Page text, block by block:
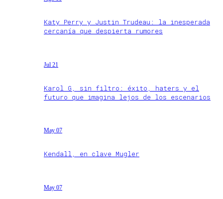
Katy Perry y Justin Trudeau: la inesperada
cercanía que despierta rumores
Jul 21
Karol G, sin filtro: éxito, haters y el
futuro que imagina lejos de los escenarios
May 07
Kendall, en clave Mugler
May 07